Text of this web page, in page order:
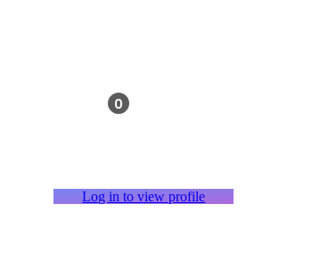
0
Log in to view profile